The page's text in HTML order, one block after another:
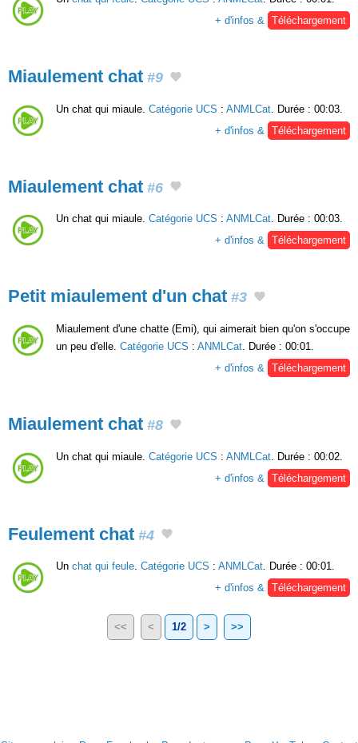
+ d'infos &
Téléchargement
Miaulement chat #9
Un chat qui miaule. Catégorie UCS : ANMLCat . Durée : 00:03.
+ d'infos &
Téléchargement
Miaulement chat #6
Un chat qui miaule. Catégorie UCS : ANMLCat. Durée : 00:03.
+ d'infos & Téléchargement
Petit miaulement d'un chat #3
Miaulement d'une chatte (Emi), qui aimerait bien qu'on s'occupe
un peu d'elle. Catégorie UCS : ANMLCat . Durée : 00:01.
+ d'infos &
Téléchargement
Miaulement chat #8
Un chat qui miaule. Catégorie UCS : ANMLCat . Durée : 00:02.
+ d'infos &
Téléchargement
Feulement chat #4
Un chat qui feule. Catégorie UCS : ANMLCat. Durée : 00:01.
+ d'infos & Téléchargement
<< < 1/2 > >>